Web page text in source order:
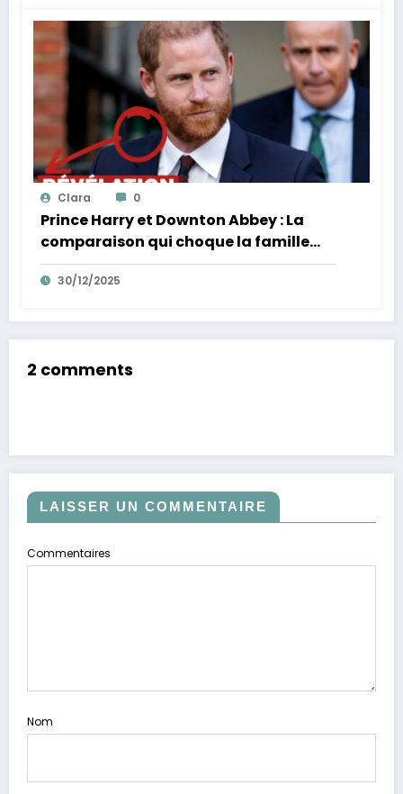
Clara 0
Prince Harry et Downton Abbey : La
comparaison qui choque la famille
royale
30/12/2025
2 comments
LAISSER UN COMMENTAIRE
Commentaires
Nom